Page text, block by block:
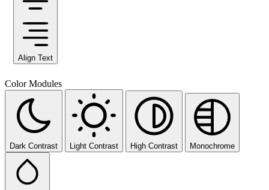
Align Text
Color Modules
Dark Contrast Light Contrast High Contrast Monochrome